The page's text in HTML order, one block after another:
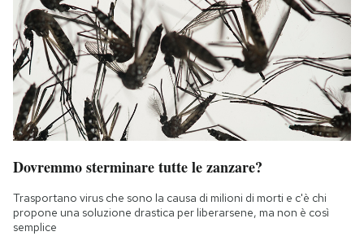
Dovremmo sterminare tutte le zanzare?
Trasportano virus che sono la causa di milioni di morti e c'è chi
propone una soluzione drastica per liberarsene, ma non è così
semplice